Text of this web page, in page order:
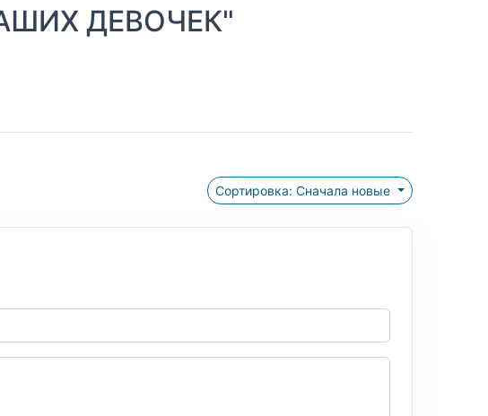
ДЕВОЧЕК"
Сортировка: Сначала новые